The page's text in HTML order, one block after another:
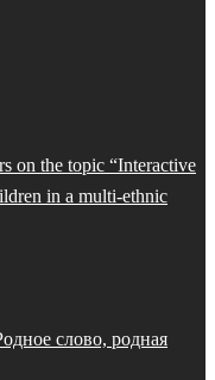
on the topic “Interactive
in a multi-ethnic
слово, родная